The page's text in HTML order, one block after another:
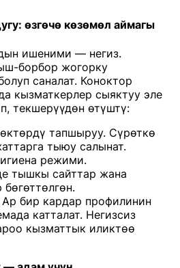
өзгөчө көзөмөл аймагы
ишеними — негиз.
борбор жогорку
саналат. Коноктор
кызматкерлер сыяктуу эле
текшерүүдөн өтүштү:
тапшыруу. Сүрөткө
тыюу салынат.
режими.
тышкы сайттар жана
Ар бир кардар профилинин
катталат. Негизсиз
кызматтык иликтөө